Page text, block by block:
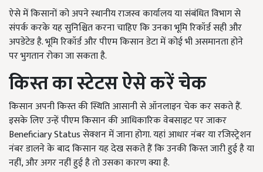
ऐसे में किसानों को अपने स्थानीय राजस्व कार्यालय या संबंधित विभाग से
संपर्क करके यह सुनिश्चित करना चाहिए कि उनका भूमि रिकॉर्ड सही और
अपडेटेड है. भूमि रिकॉर्ड और पीएम किसान डेटा में कोई भी असमानता होने
पर भुगतान रोका जा सकता है.
किस्त का स्टेटस ऐसे करें चेक
किसान अपनी किस्त की स्थिति आसानी से ऑनलाइन चेक कर सकते हैं.
इसके लिए उन्हें पीएम किसान की आधिकारिक वेबसाइट पर जाकर
Beneficiary Status सेक्शन में जाना होगा. यहां आधार नंबर या रजिस्ट्रेशन
नंबर डालने के बाद किसान यह देख सकते हैं कि उनकी किस्त जारी हुई है या
नहीं, और अगर नहीं हुई है तो उसका कारण क्या है.